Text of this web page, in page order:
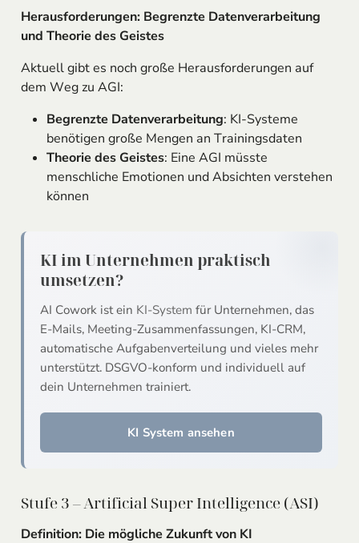
Herausforderungen: Begrenzte Datenverarbeitung
und Theorie des Geistes
Aktuell gibt es noch große Herausforderungen auf
dem Weg zu AGI:
Begrenzte Datenverarbeitung: KI-Systeme
benötigen große Mengen an Trainingsdaten
Theorie des Geistes: Eine AGI müsste
menschliche Emotionen und Absichten verstehen
können
KI im Unternehmen praktisch
umsetzen?
AI Cowork ist ein KI-System für Unternehmen, das
E-Mails, Meeting-Zusammenfassungen, KI-CRM,
automatische Aufgabenverteilung und vieles mehr
unterstützt. DSGVO-konform und individuell auf
dein Unternehmen trainiert.
KI System ansehen
Stufe 3 – Artificial Super Intelligence (ASI)
Definition: Die mögliche Zukunft von KI